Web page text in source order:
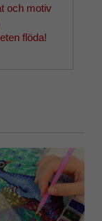
och motiv
flöda!